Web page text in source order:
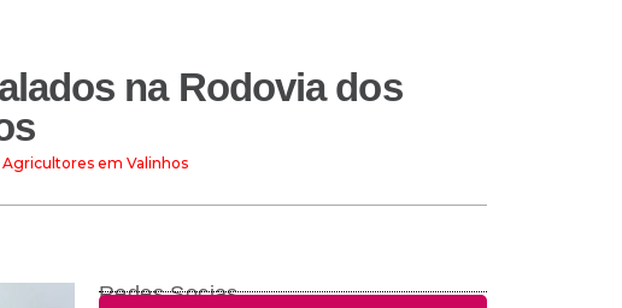
na Rodovia dos
Agricultores em Valinhos
Redes Socias